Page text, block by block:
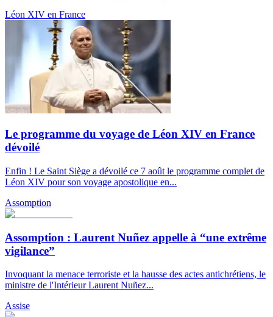
Léon XIV en France
Le programme du voyage de Léon XIV en France
dévoilé
Enfin ! Le Saint Siège a dévoilé ce 7 août le programme complet de
Léon XIV pour son voyage apostolique en...
Assomption
Assomption : Laurent Nuñez appelle à “une extrême
vigilance”
Invoquant la menace terroriste et la hausse des actes antichrétiens, le
ministre de l'Intérieur Laurent Nuñez...
Assise